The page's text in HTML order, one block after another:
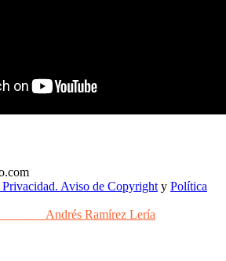
Aviso de Copyright y Política
Andrés Ramírez Lería